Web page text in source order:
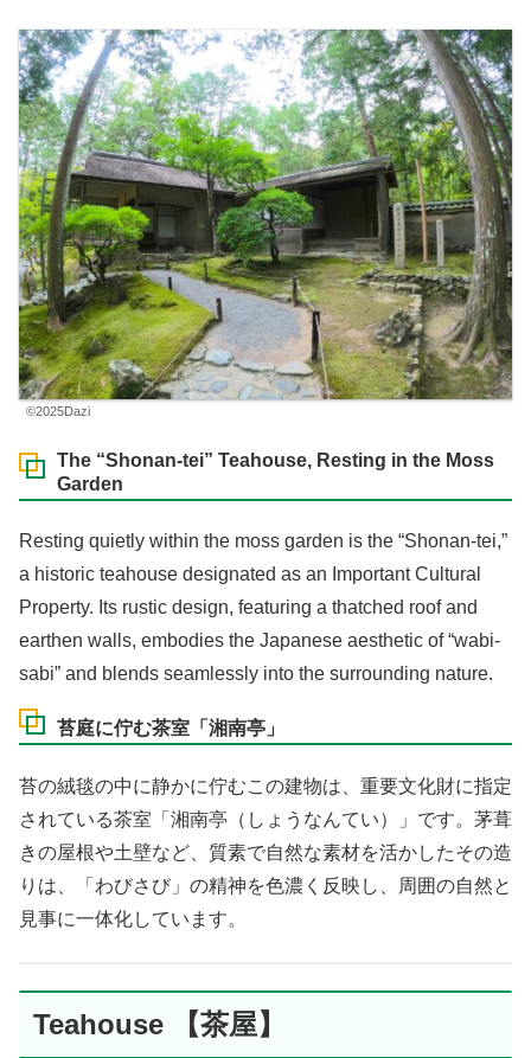
©2025Dazi
The “Shonan-tei” Teahouse, Resting in the Moss
Garden
Resting quietly within the moss garden is the “Shonan-tei,”
a historic teahouse designated as an Important Cultural
Property. Its rustic design, featuring a thatched roof and
earthen walls, embodies the Japanese aesthetic of “wabi-
sabi” and blends seamlessly into the surrounding nature.
苔庭に佇む茶室「湘南亭」
苔の絨毯の中に静かに佇むこの建物は、重要文化財に指定
されている茶室「湘南亭（しょうなんてい）」です。茅葺
きの屋根や土壁など、質素で自然な素材を活かしたその造
りは、「わびさび」の精神を色濃く反映し、周囲の自然と
見事に一体化しています。
Teahouse 【茶屋】